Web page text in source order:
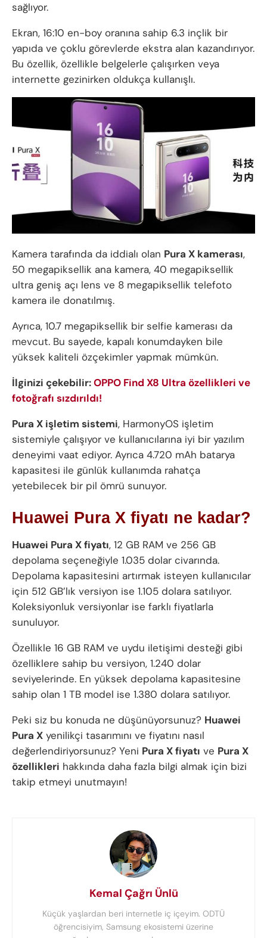
sağlıyor.
Ekran, 16:10 en-boy oranına sahip 6.3 inçlik bir
yapıda ve çoklu görevlerde ekstra alan kazandırıyor.
Bu özellik, özellikle belgelerle çalışırken veya
internette gezinirken oldukça kullanışlı.
Kamera tarafında da iddialı olan Pura X kamerası,
50 megapiksellik ana kamera, 40 megapiksellik
ultra geniş açı lens ve 8 megapiksellik telefoto
kamera ile donatılmış.
Ayrıca, 10.7 megapiksellik bir selfie kamerası da
mevcut. Bu sayede, kapalı konumdayken bile
yüksek kaliteli özçekimler yapmak mümkün.
İlginizi çekebilir:OPPO Find X8 Ultra özellikleri ve
fotoğrafı sızdırıldı!
Pura X işletim sistemi, HarmonyOS işletim
sistemiyle çalışıyor ve kullanıcılarına iyi bir yazılım
deneyimi vaat ediyor. Ayrıca 4.720 mAh batarya
kapasitesi ile günlük kullanımda rahatça
yetebilecek bir pil ömrü sunuyor.
Huawei Pura X fiyatı ne kadar?
Huawei Pura X fiyatı, 12 GB RAM ve 256 GB
depolama seçeneğiyle 1.035 dolar civarında.
Depolama kapasitesini artırmak isteyen kullanıcılar
için 512 GB’lık versiyon ise 1.105 dolara satılıyor.
Koleksiyonluk versiyonlar ise farklı fiyatlarla
sunuluyor.
Özellikle 16 GB RAM ve uydu iletişimi desteği gibi
özelliklere sahip bu versiyon, 1.240 dolar
seviyelerinde. En yüksek depolama kapasitesine
sahip olan 1 TB model ise 1.380 dolara satılıyor.
Peki siz bu konuda ne düşünüyorsunuz? Huawei
Pura X yenilikçi tasarımını ve fiyatını nasıl
değerlendiriyorsunuz? Yeni Pura X fiyatı ve Pura X
özellikleri hakkında daha fazla bilgi almak için bizi
takip etmeyi unutmayın!
Kemal Çağrı Ünlü
Küçük yaşlardan beri internetle iç içeyim. ODTÜ
öğrencisiyim, Samsung ekosistemi üzerine